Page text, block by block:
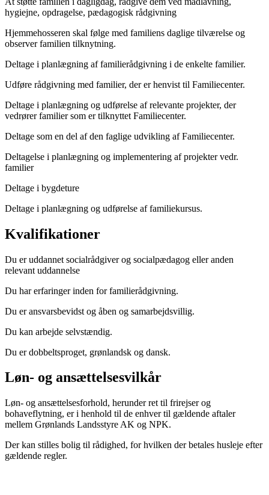
hygiejne, opdragelse, pædagogisk rådgivning
Hjemmehosseren skal følge med familiens daglige tilværelse og
observer familien tilknytning.
Deltage i planlægning af familierådgivning i de enkelte familier.
Udføre rådgivning med familier, der er henvist til Familiecenter.
Deltage i planlægning og udførelse af relevante projekter, der
vedrører familier som er tilknyttet Familiecenter.
Deltage som en del af den faglige udvikling af Familiecenter.
Deltagelse i planlægning og implementering af projekter vedr.
familier
Deltage i bygdeture
Deltage i planlægning og udførelse af familiekursus.
Kvalifikationer
Du er uddannet socialrådgiver og socialpædagog eller anden
relevant uddannelse
Du har erfaringer inden for familierådgivning.
Du er ansvarsbevidst og åben og samarbejdsvillig.
Du kan arbejde selvstændig.
Du er dobbeltsproget, grønlandsk og dansk.
Løn- og ansættelsesvilkår
Løn- og ansættelsesforhold, herunder ret til frirejser og
bohaveflytning, er i henhold til de enhver til gæl­dende aftaler
mellem Grønlands Landsstyre AK og NPK.
Der kan stilles bolig til rådighed, for hvilken der betales husleje efter
gældende regler.